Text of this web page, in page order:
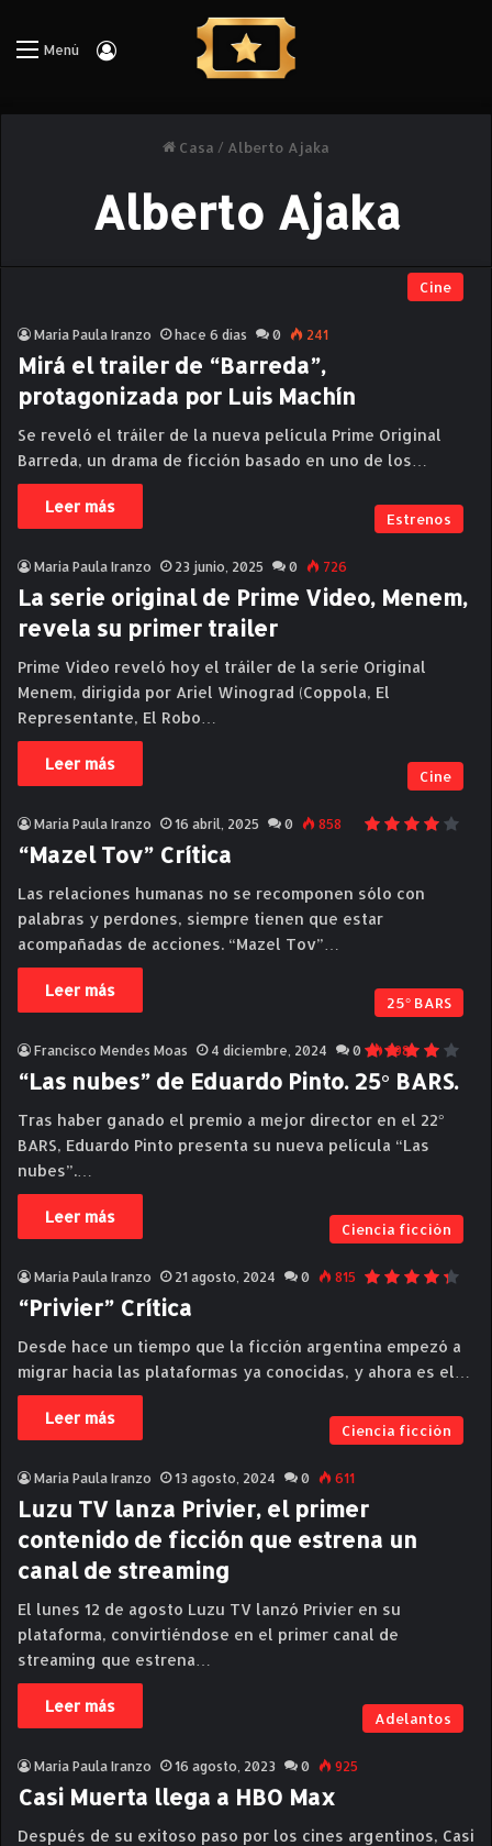
Menú Iniciar Sesión
Casa / Alberto Ajaka
Alberto Ajaka
Cine
Maria Paula Iranzo hace 6 días 0 241
Mirá el trailer de “Barreda”,
protagonizada por Luis Machín
Se reveló el tráiler de la nueva película Prime Original
Barreda, un drama de ficción basado en uno de los…
Leer más
Estrenos
Maria Paula Iranzo 23 junio, 2025 0 726
La serie original de Prime Video, Menem,
revela su primer trailer
Prime Video reveló hoy el tráiler de la serie Original
Menem, dirigida por Ariel Winograd (Coppola, El
Representante, El Robo…
Leer más
Cine
Maria Paula Iranzo 16 abril, 2025 0 858
“Mazel Tov” Crítica
Las relaciones humanas no se recomponen sólo con
palabras y perdones, siempre tienen que estar
acompañadas de acciones. “Mazel Tov”…
Leer más
25° BARS
Francisco Mendes Moas 4 diciembre, 2024 0 398
“Las nubes” de Eduardo Pinto. 25° BARS.
Tras haber ganado el premio a mejor director en el 22°
BARS, Eduardo Pinto presenta su nueva película “Las
nubes”.…
Leer más
Ciencia ficción
Maria Paula Iranzo 21 agosto, 2024 0 815
“Privier” Crítica
Desde hace un tiempo que la ficción argentina empezó a
migrar hacia las plataformas ya conocidas, y ahora es el…
Leer más
Ciencia ficción
Maria Paula Iranzo 13 agosto, 2024 0 611
Luzu TV lanza Privier, el primer
contenido de ficción que estrena un
canal de streaming
El lunes 12 de agosto Luzu TV lanzó Privier en su
plataforma, convirtiéndose en el primer canal de
streaming que estrena…
Leer más
Adelantos
Maria Paula Iranzo 16 agosto, 2023 0 925
Casi Muerta llega a HBO Max
Después de su exitoso paso por los cines argentinos, Casi